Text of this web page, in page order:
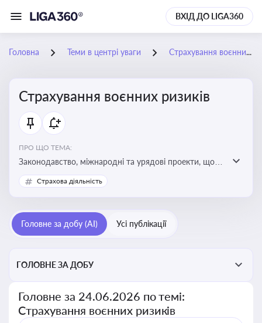
ВХІД ДО LIGA360
Головна Теми в центрі уваги Страхування воєнних ризиків
Страхування воєнних ризиків
ПРО ЩО ТЕМА:
Законодавство, міжнародні та урядові проекти, що
визначають та знижують воєнні ризики для власників
майна, боржників та кредиторів
Страхова діяльність
Головне за добу (AI) Усі публікації
ГОЛОВНЕ ЗА ДОБУ
Головне за 24.06.2026 по темі:
Страхування воєнних ризиків